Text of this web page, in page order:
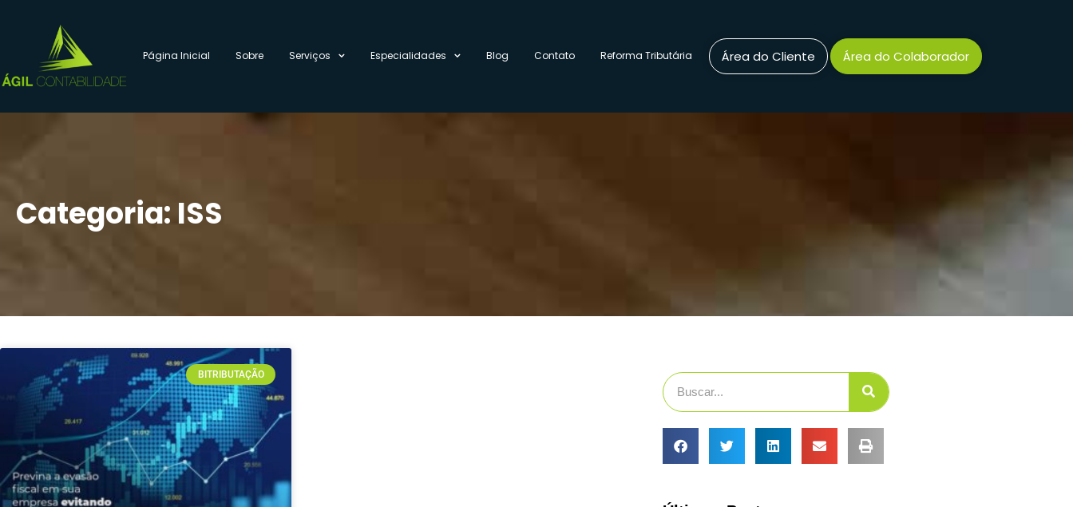
Página Inicial Sobre Serviços Especialidades Blog Contato Reforma Tributária Área do Cliente Área do Colaborador
Categoria: ISS
BITRIBUTAÇÃO